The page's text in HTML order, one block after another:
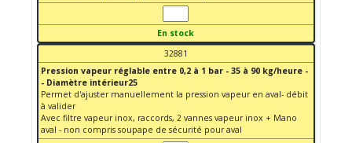
En stock
32881
Pression vapeur réglable entre 0,2 à 1 bar - 35 à 90 kg/heure -
- Diamètre intérieur25
Permet d'ajuster manuellement la pression vapeur en aval- débit
à valider
Avec filtre vapeur inox, raccords, 2 vannes vapeur inox + Mano
aval - non compris soupape de sécurité pour aval